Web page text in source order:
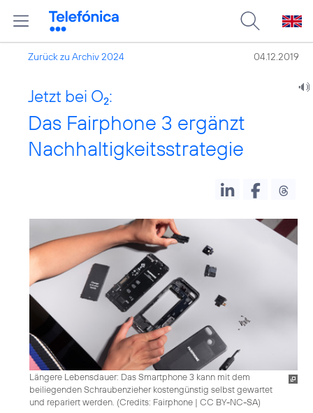
Zurück zu Archiv 2024 04.12.2019
Jetzt bei O2:
Das Fairphone 3 ergänzt
Nachhaltigkeitsstrategie
Längere Lebensdauer: Das Smartphone 3 kann mit dem
beiliegenden Schraubenzieher kostengünstig selbst gewartet
und repariert werden. (Credits: Fairphone | CC BY-NC-SA)